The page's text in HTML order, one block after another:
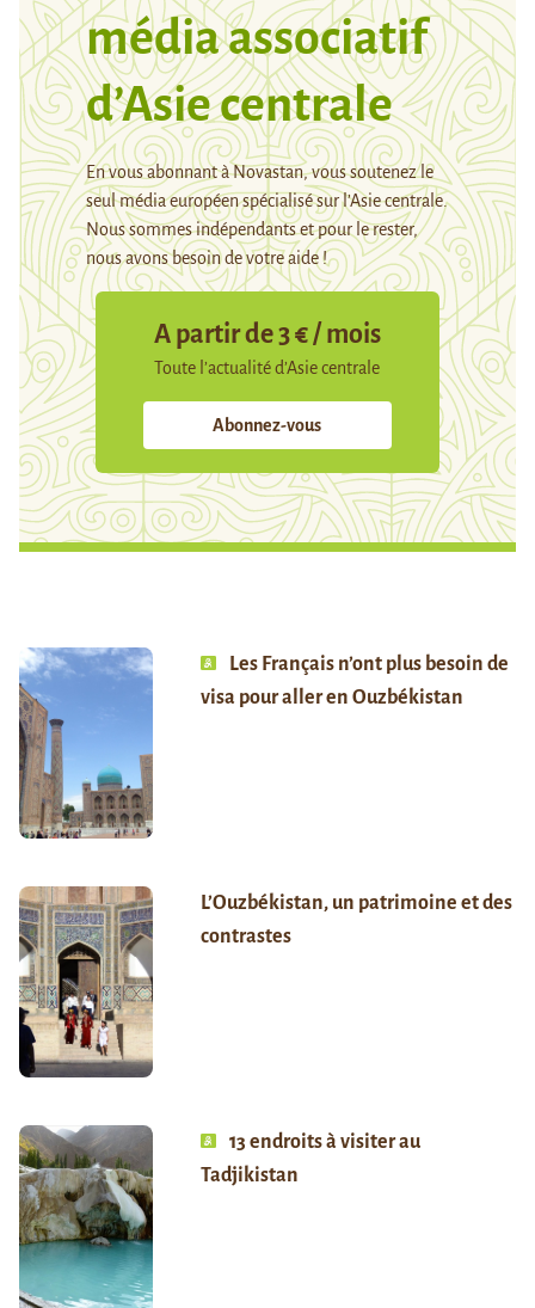
média associatif
d’Asie centrale
En vous abonnant à Novastan, vous soutenez le
seul média européen spécialisé sur l’Asie centrale.
Nous sommes indépendants et pour le rester,
nous avons besoin de votre aide !
A partir de 3 € / mois
Toute l’actualité d’Asie centrale
Abonnez-vous
Les Français n’ont plus besoin de
visa pour aller en Ouzbékistan
L’Ouzbékistan, un patrimoine et des
contrastes
13 endroits à visiter au
Tadjikistan